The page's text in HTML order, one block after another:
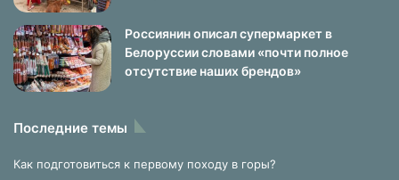
Россиянин описал супермаркет в
Белоруссии словами «почти полное
отсутствие наших брендов»
Последние темы
Как подготовиться к первому походу в горы?